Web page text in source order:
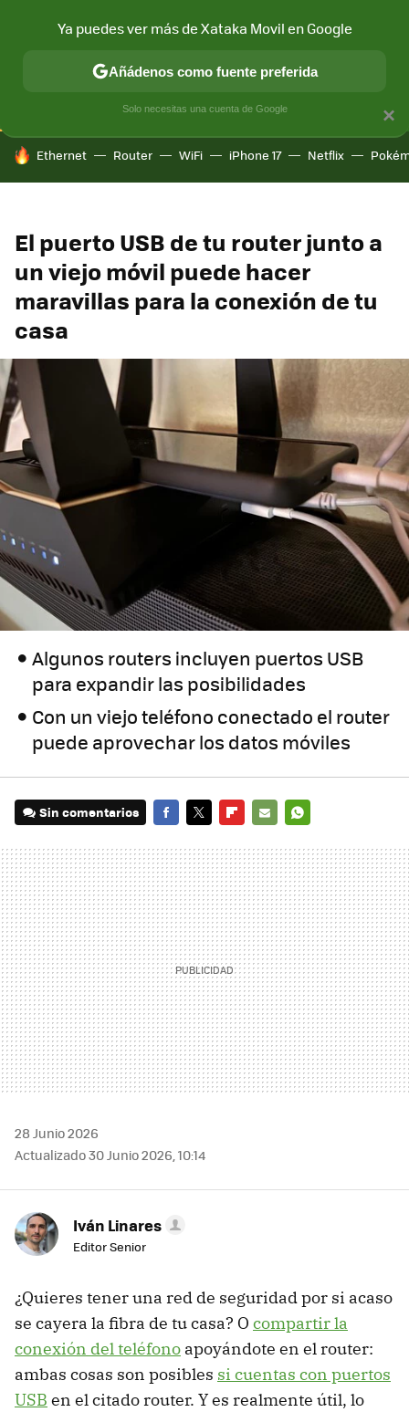
CONECTIVIDAD MÓVIL Y SOCIEDAD APLICACIONES
HOY SE HABLA DE
Ethernet Router WiFi iPhone 17 Netflix
El puerto USB de tu router junto a
un viejo móvil puede hacer
maravillas para la conexión de tu
casa
Algunos routers incluyen puertos USB
para expandir las posibilidades
Con un viejo teléfono conectado el router
puede aprovechar los datos móviles
Sin comentarios
MAIL
28 Junio 2026
Actualizado 30 Junio 2026, 10:14
Iván Linares
Editor Senior
¿Quieres tener una red de seguridad por si acaso
se cayera la fibra de tu casa? O compartir la
conexión del teléfono apoyándote en el router:
ambas cosas son posibles si cuentas con puertos
USB en el citado router. Y es realmente útil, lo
×
Ya puedes ver más de Xataka Movil en Google
Añádenos como fuente preferida
Solo necesitas una cuenta de Google